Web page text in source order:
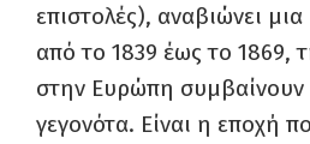
επιστολές), αναβιώνει
από το 1839 έως το 1869,
στην Ευρώπη συμβαίνουν
γεγονότα. Είναι η εποχή